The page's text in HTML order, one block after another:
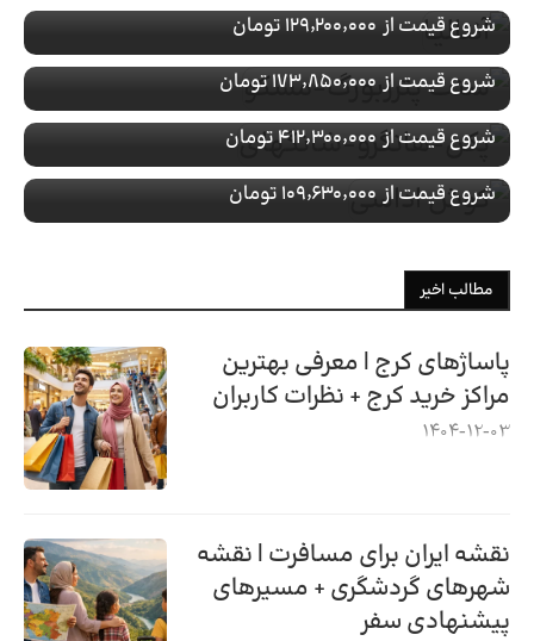
شروع قیمت از ۱۲۹٬۲۰۰٬۰۰۰ تومان
با پرواز
شروع قیمت از۱۷۳٬۸۵۰٬۰۰۰ تومان
تور ویژهچین
رزرو تور پکن-هانگزو-شانگهای
با پرواز
شروع قیمت از۴۱۲٬۳۰۰٬۰۰۰ تومان
تور ویژهترکیه
رزرو تور کوش اداسی
با پرواز
شروع قیمت از۱۰۹٬۶۳۰٬۰۰۰ تومان
مطالب اخیر
پاساژهای کرج | معرفی بهترین
مراکز خرید کرج + نظرات کاربران
1404-12-03
نقشه ایران برای مسافرت | نقشه
شهرهای گردشگری + مسیرهای
پیشنهادی سفر